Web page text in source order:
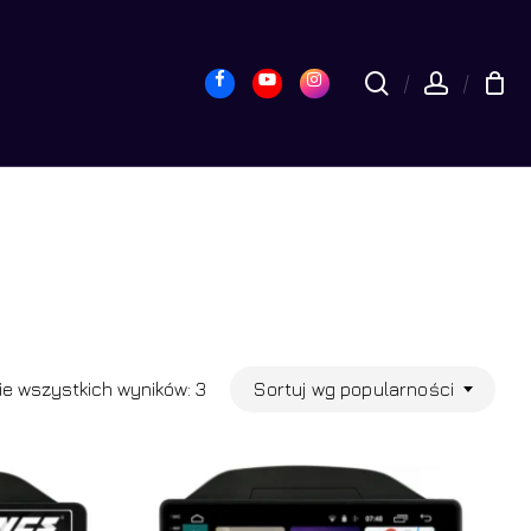
search
FacebookYoutubeInstagram
wszystkich wyników: 3 Posortowane
popularności
Sortuj wg popularności